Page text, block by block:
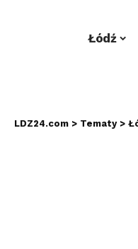
Łódź
LDZ24.com > Tematy>